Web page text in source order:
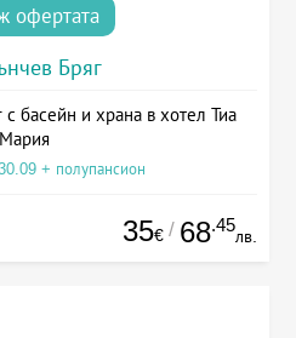
офертата
Бряг
басейн и храна в хотел Тиа
Мария
+ полупансион
35€ / 68.45
лв.